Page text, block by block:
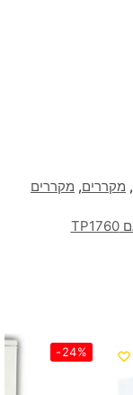
, מקררים, מקררים
-24%